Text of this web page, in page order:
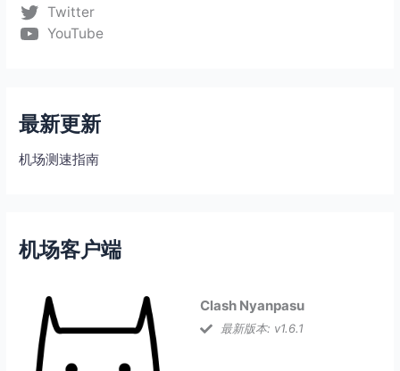
Twitter
YouTube
最新更新
机场测速指南
机场客户端
Clash Nyanpasu
最新版本: v1.6.1